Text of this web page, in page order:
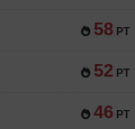
58 PT
52 PT
46 PT